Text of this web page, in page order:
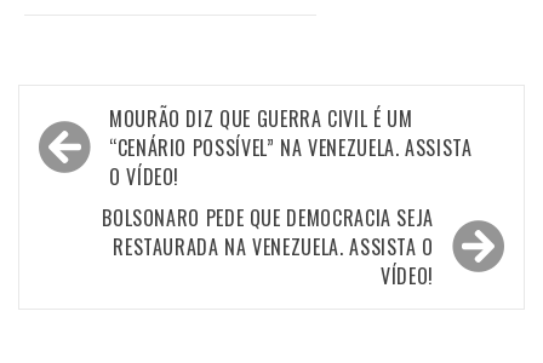
Navegação
de
MOURÃO DIZ QUE GUERRA CIVIL É UM
“CENÁRIO POSSÍVEL” NA VENEZUELA. ASSISTA
O VÍDEO!
BOLSONARO PEDE QUE DEMOCRACIA SEJA
RESTAURADA NA VENEZUELA. ASSISTA O
VÍDEO!